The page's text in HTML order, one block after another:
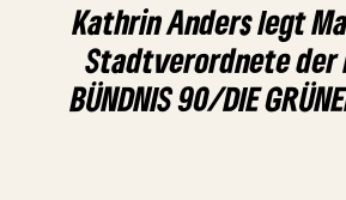
Kathrin Anders legt
Stadtverordnete der
BÜNDNIS 90/DIE